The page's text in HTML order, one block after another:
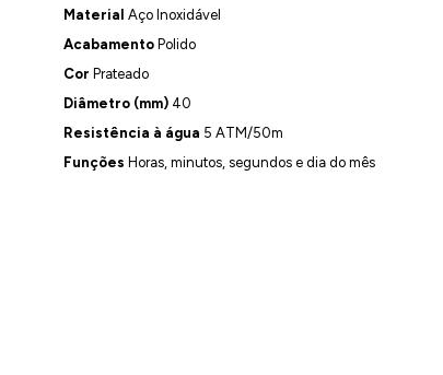
Material Aço Inoxidável
AcabamentoPolido
Cor Prateado
Diâmetro (mm)40
Resistência à água 5 ATM/50m
Funções Horas, minutos, segundos e dia do mês